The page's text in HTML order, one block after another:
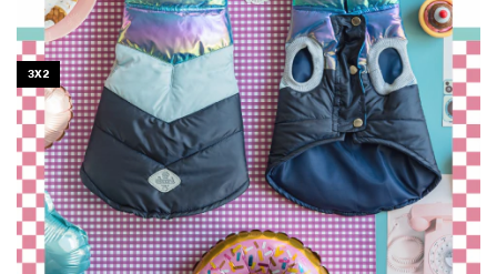
3X2